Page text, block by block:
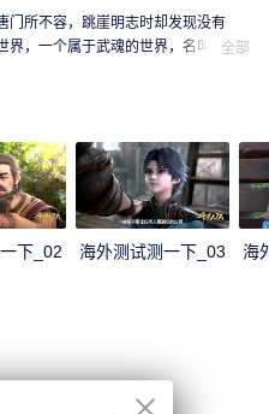
门所不容，跳崖明志时却发现没有
界，一个属于武魂的世界，名叫斗罗
其中一些特别出色的武魂却可以用
上最为强大也是最荣耀的职业“魂
修炼之路，并萌生了振兴唐门的梦
觉醒，他能否在这片武魂的世界再
全部
下_02 海外测试测一下_03 海